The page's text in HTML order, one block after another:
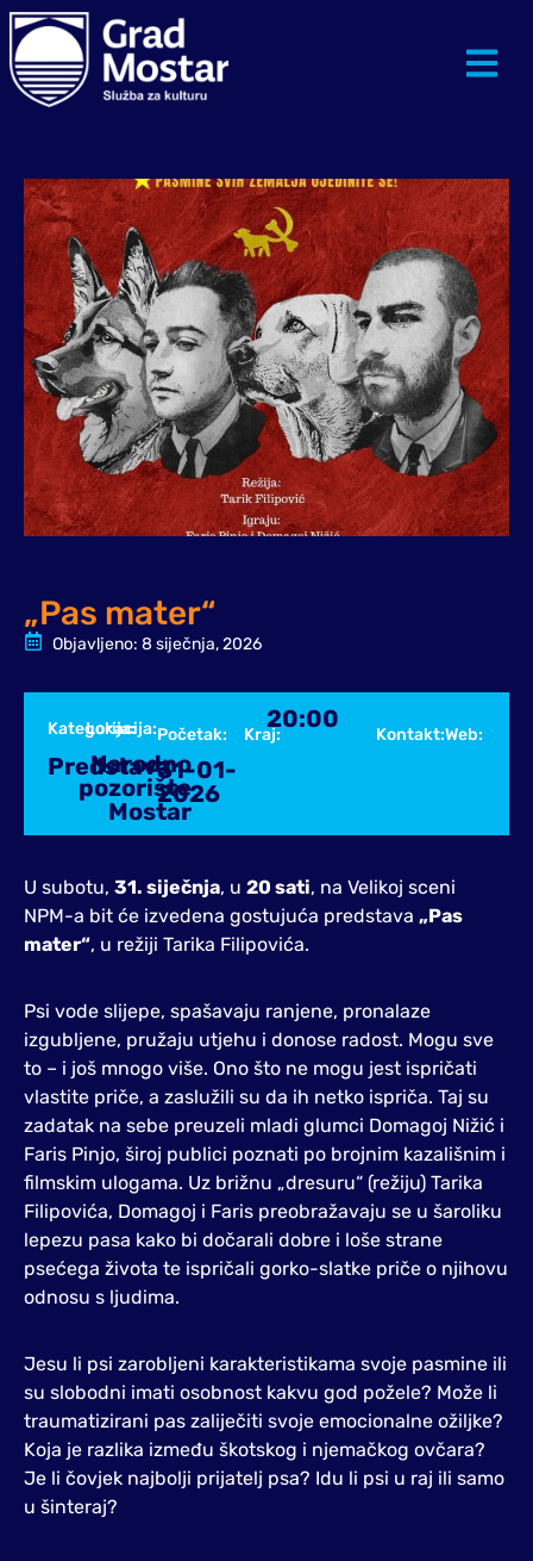
„Pas mater“
Objavljeno: 8 siječnja, 2026
Kategorija:
Predstava
Lokacija:
Narodno
pozorište
Mostar
Početak:
31-01-
2026
Kraj:
20:00
Kontakt:Web:
U subotu, 31. siječnja, u 20 sati, na Velikoj sceni
NPM-a bit će izvedena gostujuća predstava „Pas
mater“, u režiji Tarika Filipovića.
Psi vode slijepe, spašavaju ranjene, pronalaze
izgubljene, pružaju utjehu i donose radost. Mogu sve
to – i još mnogo više. Ono što ne mogu jest ispričati
vlastite priče, a zaslužili su da ih netko ispriča. Taj su
zadatak na sebe preuzeli mladi glumci Domagoj Nižić i
Faris Pinjo, široj publici poznati po brojnim kazališnim i
filmskim ulogama. Uz brižnu „dresuru“ (režiju) Tarika
Filipovića, Domagoj i Faris preobražavaju se u šaroliku
lepezu pasa kako bi dočarali dobre i loše strane
psećega života te ispričali gorko-slatke priče o njihovu
odnosu s ljudima.
Jesu li psi zarobljeni karakteristikama svoje pasmine ili
su slobodni imati osobnost kakvu god požele? Može li
traumatizirani pas zaliječiti svoje emocionalne ožiljke?
Koja je razlika između škotskog i njemačkog ovčara?
Je li čovjek najbolji prijatelj psa? Idu li psi u raj ili samo
u šinteraj?